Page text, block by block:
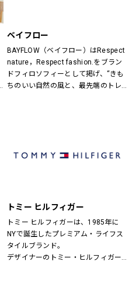
ベイフロー
BAYFLOW（ベイフロー）はRespect
nature，Respect fashion.をブラン
ドフィロソフィーとして掲げ、“きも
ちのいい自然の風と、最先端のトレ
トミー ヒルフィガー
トミー ヒルフィガーは、1985年に
NYで誕生したプレミアム・ライフス
タイルブランド。
デザイナーのトミー・ヒルフィガー